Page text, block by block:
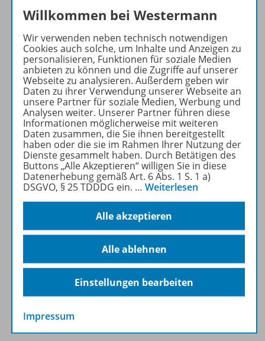
Entdecken - Lernen
Die Zeitschrift erscheint als
Print- und als digitale Version.
Beiträge und Materialien
können im Online-Archiv von
SACHUNTERRICHT
WELTWISSEN kostenlos
recherchiert und
heruntergeladen werden (nur
für Privatpersonen).
Jetzt kostengünstig
Probelesen oder gleich zum
Vorteilspreis abonnieren!
ZU DEN ABO-ANGEBOTEN
Willkommen bei Westermann
Wir verwenden neben technisch notwendigen
Cookies auch solche, um Inhalte und Anzeigen zu
personalisieren, Funktionen für soziale Medien
anbieten zu können und die Zugriffe auf unserer
Webseite zu analysieren. Außerdem geben wir
Daten zu ihrer Verwendung unserer Webseite an
unsere Partner für soziale Medien, Werbung und
Analysen weiter. Unserer Partner führen diese
Informationen möglicherweise mit weiteren
Daten zusammen, die Sie ihnen bereitgestellt
haben oder die sie im Rahmen Ihrer Nutzung der
Dienste gesammelt haben. Durch Betätigen des
Buttons „Alle Akzeptieren“ willigen Sie in diese
Datenerhebung gemäß Art. 6 Abs. 1 S. 1 a)
DSGVO, § 25 TDDDG ein. … Weiterlesen
Alle akzeptieren
Alle ablehnen
Einstellungen bearbeiten
Impressum